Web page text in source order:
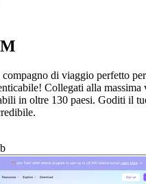
di viaggio perfetto
Collegati alla massima
in oltre 130 paesi. Goditi il